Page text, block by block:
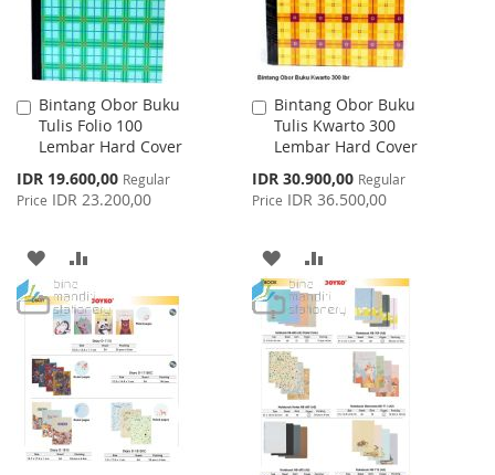
Bintang Obor Buku
Tulis Folio 100
Lembar Hard Cover
Special
Price
IDR 19.600,00 Regular
Price IDR 23.200,00
Add
to
Cart
ADD
TO
WISH
LIST
TO
COMPARE
Bintang Obor Buku
Tulis Kwarto 300
Lembar Hard Cover
Special
Price
IDR 30.900,00 Regular
Price IDR 36.500,00
Add
to
Cart
ADD
TO
WISH
LIST
TO
COMPARE